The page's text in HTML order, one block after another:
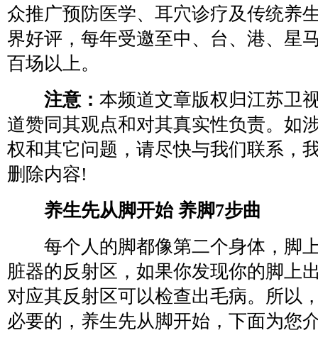
众推广预防医学、耳穴诊疗及传统养
界好评，每年受邀至中、台、港、星
百场以上。
注意： 本频道文章版权归江苏卫
道赞同其观点和对其真实性负责。如
权和其它问题，请尽快与我们联系，
删除内容!
养生先从脚开始 养脚7步曲
每个人的脚都像第二个身体，脚
脏器的反射区，如果你发现你的脚上
对应其反射区可以检查出毛病。所以
必要的，养生先从脚开始，下面为您